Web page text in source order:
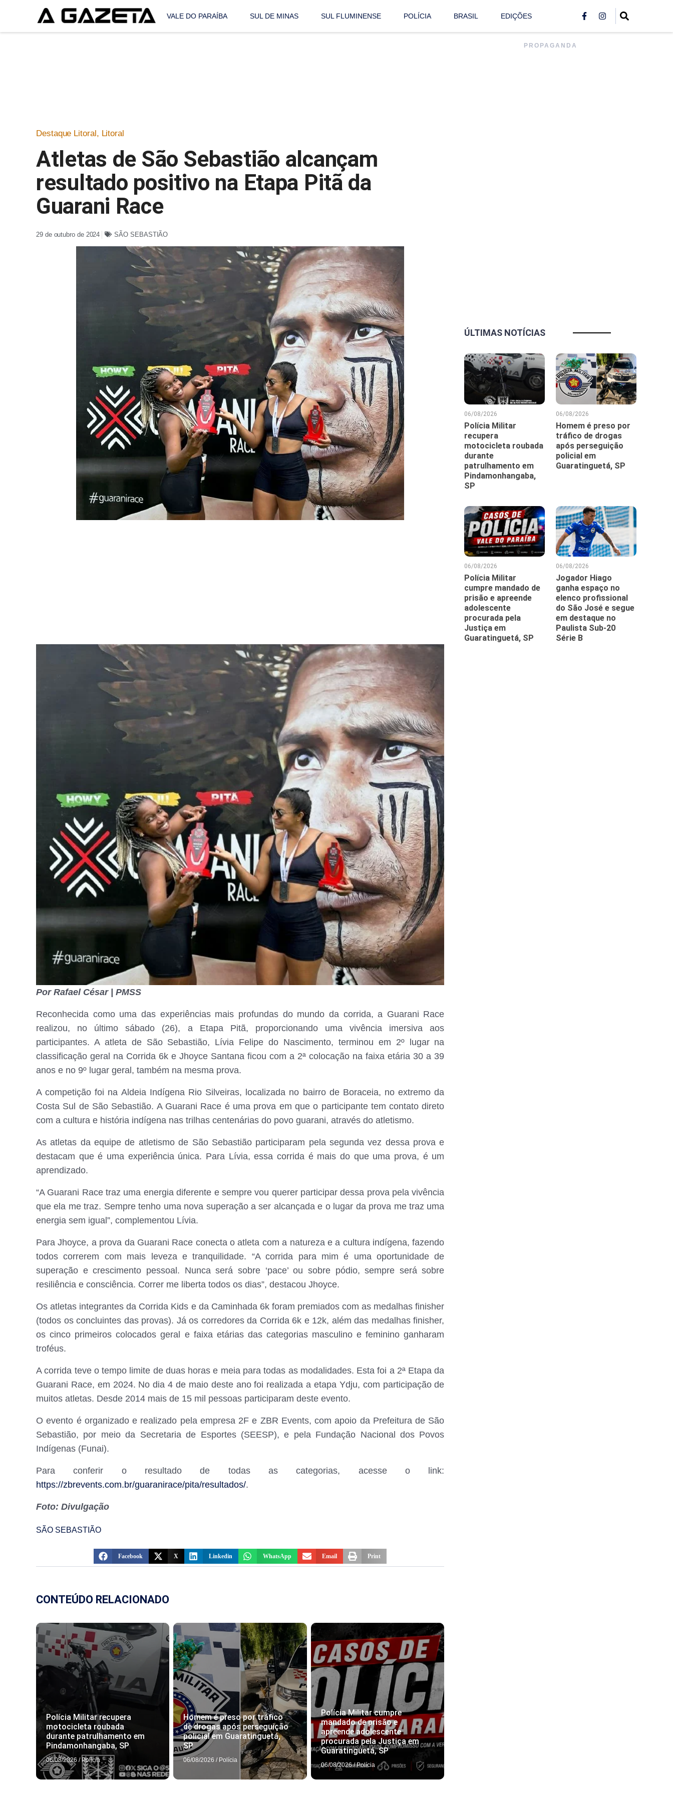
VALE DO PARAÍBA SUL DE MINAS SUL FLUMINENSE POLÍCIA BRASIL EDIÇÕES
Destaque Litoral, Litoral
Atletas de São Sebastião alcançam
resultado positivo na Etapa Pitã da
Guarani Race
29 de outubro de 2024 SÃO SEBASTIÃO
Por Rafael César | PMSS
Reconhecida como uma das experiências mais profundas do mundo da corrida, a Guarani Race
realizou, no último sábado (26), a Etapa Pitã, proporcionando uma vivência imersiva aos
participantes. A atleta de São Sebastião, Lívia Felipe do Nascimento, terminou em 2º lugar na
classificação geral na Corrida 6k e Jhoyce Santana ficou com a 2ª colocação na faixa etária 30 a 39
anos e no 9º lugar geral, também na mesma prova.
A competição foi na Aldeia Indígena Rio Silveiras, localizada no bairro de Boraceia, no extremo da
Costa Sul de São Sebastião. A Guarani Race é uma prova em que o participante tem contato direto
com a cultura e história indígena nas trilhas centenárias do povo guarani, através do atletismo.
As atletas da equipe de atletismo de São Sebastião participaram pela segunda vez dessa prova e
destacam que é uma experiência única. Para Lívia, essa corrida é mais do que uma prova, é um
aprendizado.
“A Guarani Race traz uma energia diferente e sempre vou querer participar dessa prova pela vivência
que ela me traz. Sempre tenho uma nova superação a ser alcançada e o lugar da prova me traz uma
energia sem igual”, complementou Lívia.
Para Jhoyce, a prova da Guarani Race conecta o atleta com a natureza e a cultura indígena, fazendo
todos correrem com mais leveza e tranquilidade. “A corrida para mim é uma oportunidade de
superação e crescimento pessoal. Nunca será sobre ‘pace’ ou sobre pódio, sempre será sobre
resiliência e consciência. Correr me liberta todos os dias”, destacou Jhoyce.
Os atletas integrantes da Corrida Kids e da Caminhada 6k foram premiados com as medalhas finisher
(todos os concluintes das provas). Já os corredores da Corrida 6k e 12k, além das medalhas finisher,
os cinco primeiros colocados geral e faixa etárias das categorias masculino e feminino ganharam
troféus.
A corrida teve o tempo limite de duas horas e meia para todas as modalidades. Esta foi a 2ª Etapa da
Guarani Race, em 2024. No dia 4 de maio deste ano foi realizada a etapa Ydju, com participação de
muitos atletas. Desde 2014 mais de 15 mil pessoas participaram deste evento.
O evento é organizado e realizado pela empresa 2F e ZBR Events, com apoio da Prefeitura de São
Sebastião, por meio da Secretaria de Esportes (SEESP), e pela Fundação Nacional dos Povos
Indígenas (Funai).
Para conferir o resultado de todas as categorias, acesse o link:
https://zbrevents.com.br/guaranirace/pita/resultados/.
Foto: Divulgação
SÃO SEBASTIÃO
Facebook X Linkedin WhatsApp Email Print
CONTEÚDO RELACIONADO
Polícia Militar recupera
motocicleta roubada
durante patrulhamento em
Pindamonhangaba, SP
06/08/2026 / Polícia
Homem é preso por tráfico
de drogas após perseguição
policial em Guaratinguetá,
SP
06/08/2026 / Polícia
Polícia Militar cumpre
mandado de prisão e
apreende adolescente
procurada pela Justiça em
Guaratinguetá, SP
06/08/2026 / Polícia
PROPAGANDA
ÚLTIMAS NOTÍCIAS
06/08/2026
Polícia Militar
recupera
motocicleta roubada
durante
patrulhamento em
Pindamonhangaba,
SP
06/08/2026
Homem é preso por
tráfico de drogas
após perseguição
policial em
Guaratinguetá, SP
06/08/2026
Polícia Militar
cumpre mandado de
prisão e apreende
adolescente
procurada pela
Justiça em
Guaratinguetá, SP
06/08/2026
Jogador Hiago
ganha espaço no
elenco profissional
do São José e segue
em destaque no
Paulista Sub-20
Série B